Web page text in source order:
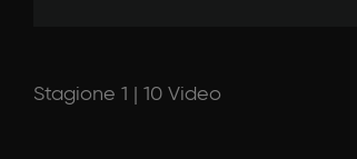
Stagione 1 | 10 Video